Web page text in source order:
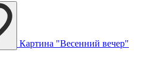
Картина "Весенний вечер"